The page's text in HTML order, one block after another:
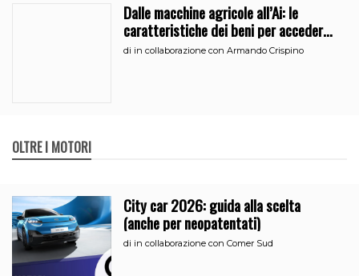
Dalle macchine agricole all’Ai: le
caratteristiche dei beni per accedere
all’iperammortamento
di in collaborazione con Armando Crispino
OLTRE I MOTORI
City car 2026: guida alla scelta
(anche per neopatentati)
di in collaborazione con Comer Sud